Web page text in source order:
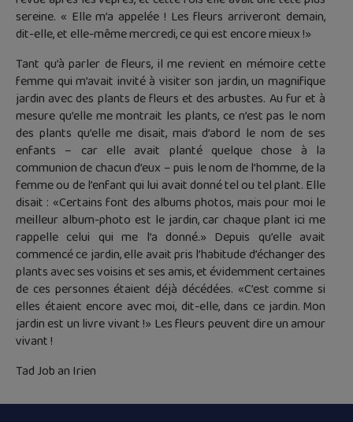
sereine. « Elle m’a appelée ! Les fleurs arriveront demain,
dit-elle, et elle-même mercredi, ce qui est encore mieux !»
Tant qu’à parler de fleurs, il me revient en mémoire cette
femme qui m’avait invité à visiter son jardin, un magnifique
jardin avec des plants de fleurs et des arbustes. Au fur et à
mesure qu’elle me montrait les plants, ce n’est pas le nom
des plants qu’elle me disait, mais d’abord le nom de ses
enfants – car elle avait planté quelque chose à la
communion de chacun d’eux – puis le nom de l’homme, de la
femme ou de l’enfant qui lui avait donné tel ou tel plant. Elle
disait : «Certains font des albums photos, mais pour moi le
meilleur album-photo est le jardin, car chaque plant ici me
rappelle celui qui me l’a donné.» Depuis qu’elle avait
commencé ce jardin, elle avait pris l’habitude d’échanger des
plants avec ses voisins et ses amis, et évidemment certaines
de ces personnes étaient déjà décédées. «C’est comme si
elles étaient encore avec moi, dit-elle, dans ce jardin. Mon
jardin est un livre vivant !» Les fleurs peuvent dire un amour
vivant !
Tad Job an Irien